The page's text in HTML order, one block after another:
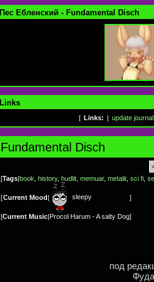
Пес Ебленский - Fundamental Disch
Links
[ Links: update journal
Fundamental Disch
[Tags|book history, hudlit memuar, metalit sci fi
[Current Mood| sleepy ]
[Current Music|Procol Harum - A salty Dog]
под